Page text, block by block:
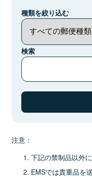
種類を絞り込む
検索
注意：
下記の禁制品以外
EMSでは貴重品を